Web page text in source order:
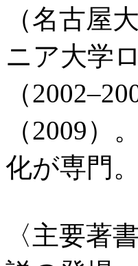
（名古屋
ニア大学
（
（2009）
化が専門。
〈主要著